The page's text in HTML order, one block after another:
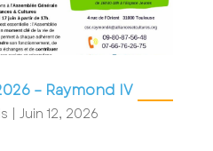
– Raymond IV
|Juin 12, 2026